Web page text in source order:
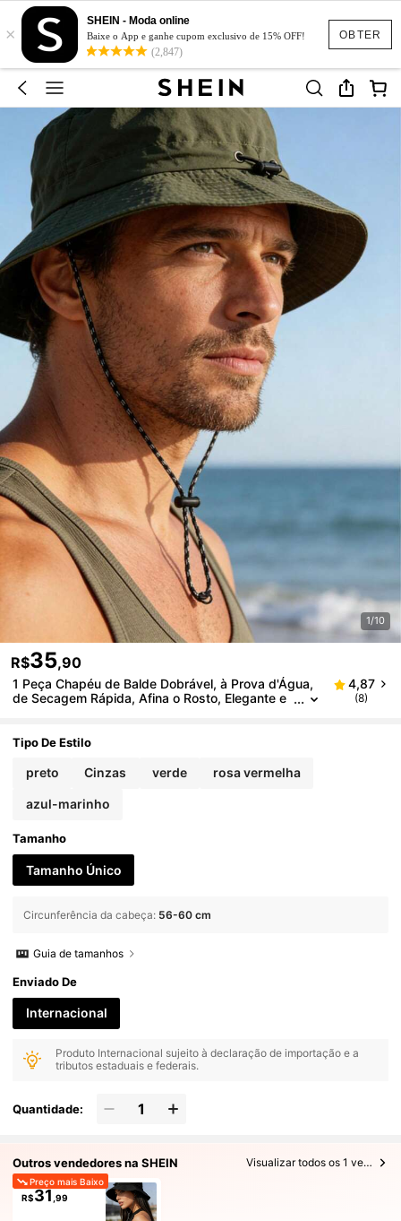
OBTER
×
SHEIN - Moda online
Baixe o App e ganhe cupom exclusivo de 15% OFF!
(2,847)
1/10
R$35,90
1 Peça Chapéu de Balde Dobrável, à Prova d'Água,
de Secagem Rápida, Afina o Rosto, Elegante e
Praia, Férias
4,87
(8)
Tipo De Estilo
preto Cinzas verde rosa vermelha
azul-marinho
Tamanho
Tamanho Único
Circunferência da cabeça: 56-60 cm
Guia de tamanhos
Enviado De
Internacional
Produto Internacional sujeito à declaração de importação e a
tributos estaduais e federais.
Quantidade:
Outros vendedores na SHEIN Visualizar todos os 1 vendedores
Preço mais Baixo
R$31 ,99